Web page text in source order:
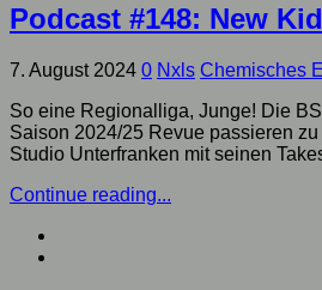
Podcast #148: New
7. August 2024 0 Nxls Chemisches
So eine Regionalliga, Junge! Die
Saison 2024/25 Revue passieren
Studio Unterfranken mit seinen
Continue reading...